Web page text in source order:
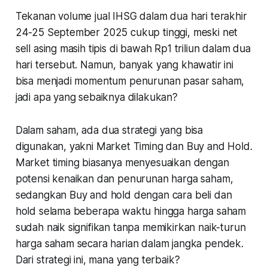
Tekanan volume jual IHSG dalam dua hari terakhir
24-25 September 2025 cukup tinggi, meski net
sell asing masih tipis di bawah Rp1 triliun dalam dua
hari tersebut. Namun, banyak yang khawatir ini
bisa menjadi momentum penurunan pasar saham,
jadi apa yang sebaiknya dilakukan?
Dalam saham, ada dua strategi yang bisa
digunakan, yakni Market Timing dan Buy and Hold.
Market timing biasanya menyesuaikan dengan
potensi kenaikan dan penurunan harga saham,
sedangkan Buy and hold dengan cara beli dan
hold selama beberapa waktu hingga harga saham
sudah naik signifikan tanpa memikirkan naik-turun
harga saham secara harian dalam jangka pendek.
Dari strategi ini, mana yang terbaik?